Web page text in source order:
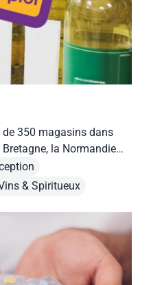
350 magasins dans
la Normandie
le
& Spiritueux